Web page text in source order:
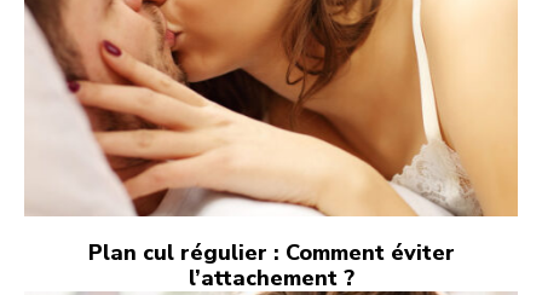
Plan cul régulier : Comment éviter
l’attachement ?